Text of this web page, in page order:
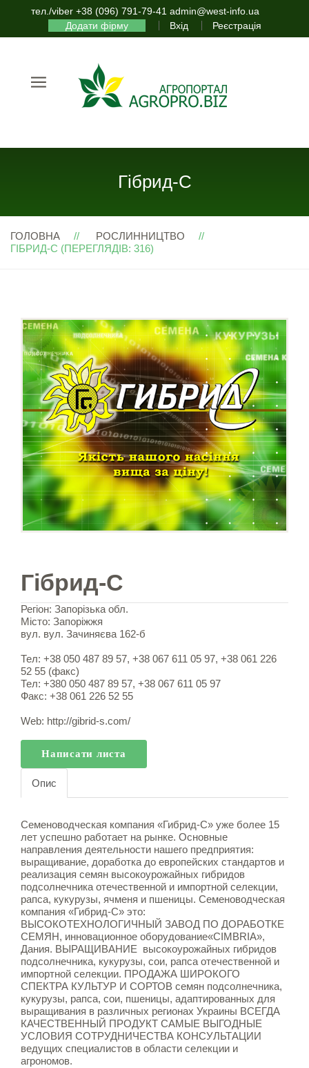
тел./viber +38 (096) 791-79-41 admin@west-info.ua
Додати фірму
Вхід Реєстрація
Гібрид-С
ГОЛОВНА
РОСЛИННИЦТВО
ГІБРИД-С (ПЕРЕГЛЯДІВ: 316)
Гібрид-С
Регіон: Запорізька обл.
Місто: Запоріжжя
вул. вул. Зачиняєва 162-б
Тел: +38 050 487 89 57, +38 067 611 05 97, +38 061 226
52 55 (факс)
Тел: +380 050 487 89 57, +38 067 611 05 97
Факс: +38 061 226 52 55
Web: http://gibrid-s.com/
Написати листа
Опис
Семеноводческая компания «Гибрид-С» уже более 15
лет успешно работает на рынке. Основные
направления деятельности нашего предприятия:
выращивание, доработка до европейских стандартов и
реализация семян высокоурожайных гибридов
подсолнечника отечественной и импортной селекции,
рапса, кукурузы, ячменя и пшеницы. Семеноводческая
компания «Гибрид-С» это:
ВЫСОКОТЕХНОЛОГИЧНЫЙ ЗАВОД ПО ДОРАБОТКЕ
СЕМЯН, инновационное оборудование«CIMBRIA»,
Дания. ВЫРАЩИВАНИЕ высокоурожайных гибридов
подсолнечника, кукурузы, сои, рапса отечественной и
импортной селекции. ПРОДАЖА ШИРОКОГО
СПЕКТРА КУЛЬТУР И СОРТОВ семян подсолнечника,
кукурузы, рапса, сои, пшеницы, адаптированных для
выращивания в различных регионах Украины ВСЕГДА
КАЧЕСТВЕННЫЙ ПРОДУКТ САМЫЕ ВЫГОДНЫЕ
УСЛОВИЯ СОТРУДНИЧЕСТВА КОНСУЛЬТАЦИИ
ведущих специалистов в области селекции и
агрономов.